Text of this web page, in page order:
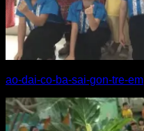
ao-dai-co-ba-sai-gon-tre-em